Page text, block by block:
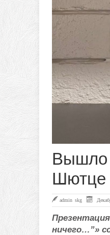
Вышло
Шютце
admin skg
ничего…”»